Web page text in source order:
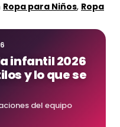
Ropa para Niños, Ropa
infantil 2026
y lo que se
del equipo